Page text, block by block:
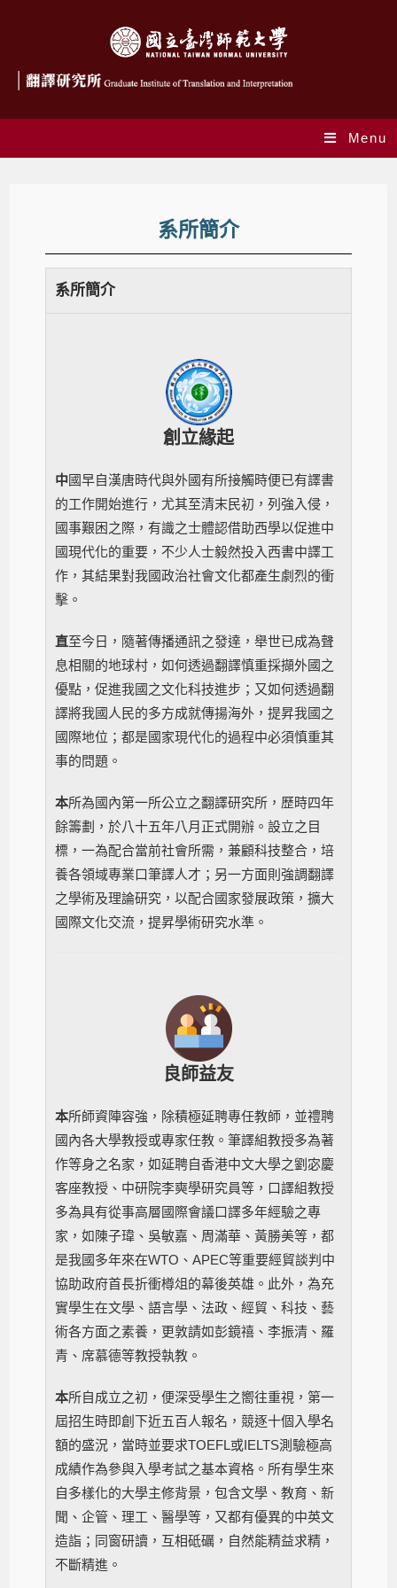
Menu
系所簡介
系所簡介​
創立緣起
中國早自漢唐時代與外國有所接觸時便已有譯書
的工作開始進行，尤其至清末民初，列強入侵，
國事艱困之際，有識之士體認借助西學以促進中
國現代化的重要，不少人士毅然投入西書中譯工
作，其結果對我國政治社會文化都產生劇烈的衝
擊。
直至今日，隨著傳播通訊之發達，舉世已成為聲
息相關的地球村，如何透過翻譯慎重採擷外國之
優點，促進我國之文化科技進步；又如何透過翻
譯將我國人民的多方成就傳揚海外，提昇我國之
國際地位；都是國家現代化的過程中必須慎重其
事的問題。
本所為國內第一所公立之翻譯研究所，歷時四年
餘籌劃，於八十五年八月正式開辦。設立之目
標，一為配合當前社會所需，兼顧科技整合，培
養各領域專業口筆譯人才；另一方面則強調翻譯
之學術及理論研究，以配合國家發展政策，擴大
國際文化交流，提昇學術研究水準。
良師益友
本所師資陣容強，除積極延聘專任教師， 並禮聘
國內各大學教授或專家任教。筆譯組教授多為著
作等身之名家，如延聘自香港中文大學之劉宓慶
客座教授、中研院李奭學研究員等，口譯組教授
多為具有從事高層國際會議口譯多年經驗之專
家，如陳子瑋、吳敏嘉、周滿華、黃勝美等，都
是我國多年來在WTO、APEC等重要經貿談判中
協助政府首長折衝樽俎的幕後英雄。此外，為充
實學生在文學、語言學、法政、經貿、科技、藝
術各方面之素養，更敦請如彭鏡禧、李振清、羅
青、席慕德等教授執教。
本所自成立之初，便深受學生之嚮往重視，第一
屆招生時即創下近五百人報名，競逐十個入學名
額的盛況，當時並要求TOEFL或IELTS測驗極高
成績作為參與入學考試之基本資格。所有學生來
自多樣化的大學主修背景，包含文學、教育、新
聞、企管、理工、醫學等，又都有優異的中英文
造詣；同窗研讀，互相砥礪，自然能精益求精，
不斷精進。